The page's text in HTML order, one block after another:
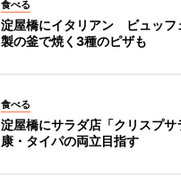
食べる
淀屋橋にイタリアン ビュッフ
製の釜で焼く3種のピザも
食べる
淀屋橋にサラダ店「クリスプ
康・タイパの両立目指す